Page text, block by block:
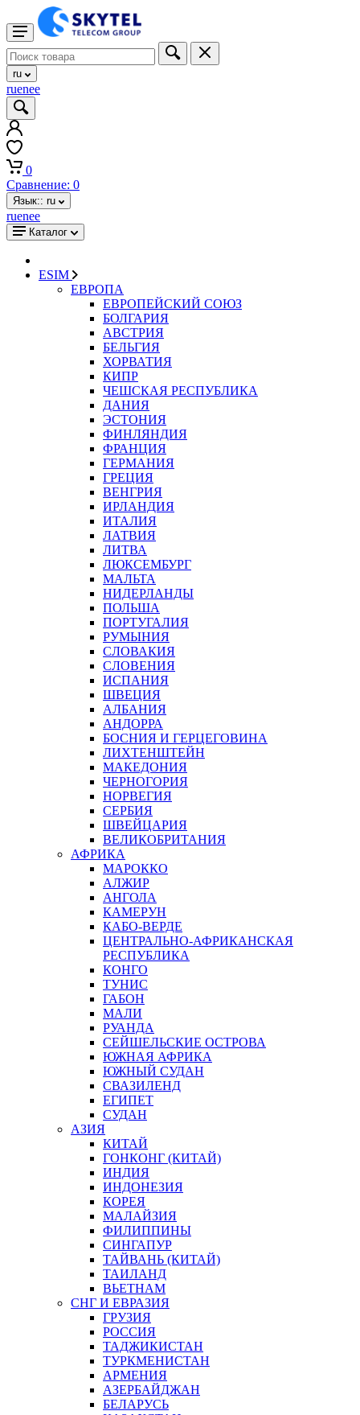
ru
ruenee
0
Сравнение: 0
Язык:: ru
ruenee
Каталог
ESIM
ЕВРОПА
ЕВРОПЕЙСКИЙ СОЮЗ
БОЛГАРИЯ
АВСТРИЯ
БЕЛЬГИЯ
ХОРВАТИЯ
КИПР
ЧЕШСКАЯ РЕСПУБЛИКА
ДАНИЯ
ЭСТОНИЯ
ФИНЛЯНДИЯ
ФРАНЦИЯ
ГЕРМАНИЯ
ГРЕЦИЯ
ВЕНГРИЯ
ИРЛАНДИЯ
ИТАЛИЯ
ЛАТВИЯ
ЛИТВА
ЛЮКСЕМБУРГ
МАЛЬТА
НИДЕРЛАНДЫ
ПОЛЬША
ПОРТУГАЛИЯ
РУМЫНИЯ
СЛОВАКИЯ
СЛОВЕНИЯ
ИСПАНИЯ
ШВЕЦИЯ
АЛБАНИЯ
АНДОРРА
БОСНИЯ И ГЕРЦЕГОВИНА
ЛИХТЕНШТЕЙН
МАКЕДОНИЯ
ЧЕРНОГОРИЯ
НОРВЕГИЯ
СЕРБИЯ
ШВЕЙЦАРИЯ
ВЕЛИКОБРИТАНИЯ
АФРИКА
МАРОККО
АЛЖИР
АНГОЛА
КАМЕРУН
КАБО-ВЕРДЕ
ЦЕНТРАЛЬНО-АФРИКАНСКАЯ
РЕСПУБЛИКА
КОНГО
ТУНИС
ГАБОН
МАЛИ
РУАНДА
СЕЙШЕЛЬСКИЕ ОСТРОВА
ЮЖНАЯ АФРИКА
ЮЖНЫЙ СУДАН
СВАЗИЛЕНД
ЕГИПЕТ
СУДАН
АЗИЯ
КИТАЙ
ГОНКОНГ (КИТАЙ)
ИНДИЯ
ИНДОНЕЗИЯ
КОРЕЯ
МАЛАЙЗИЯ
ФИЛИППИНЫ
СИНГАПУР
ТАЙВАНЬ (КИТАЙ)
ТАИЛАНД
ВЬЕТНАМ
СНГ И ЕВРАЗИЯ
ГРУЗИЯ
РОССИЯ
ТАДЖИКИСТАН
ТУРКМЕНИСТАН
АРМЕНИЯ
АЗЕРБАЙДЖАН
БЕЛАРУСЬ